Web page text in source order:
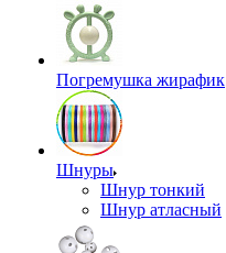
Погремушка жирафик
Шнуры
Шнур тонкий
Шнур атласный